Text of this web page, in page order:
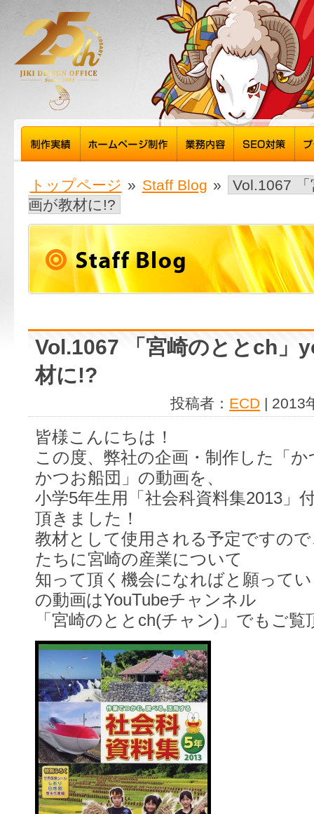
トップページ » Staff Blog »
Vol.1067
画が教材に!?
Vol.1067 「宮崎のととch」
材に!?
投稿者： ECD | 2013
皆様こんにちは！
この度、弊社の企画・制作した「
かつお船団」の動画を、
小学5年生用「社会科資料集2013」
頂きました！
教材として使用される予定ですの
たちに宮崎の産業について
知って頂く機会になればと願って
の動画はYouTubeチャンネル
「宮崎のととch(チャン)」でもご覧